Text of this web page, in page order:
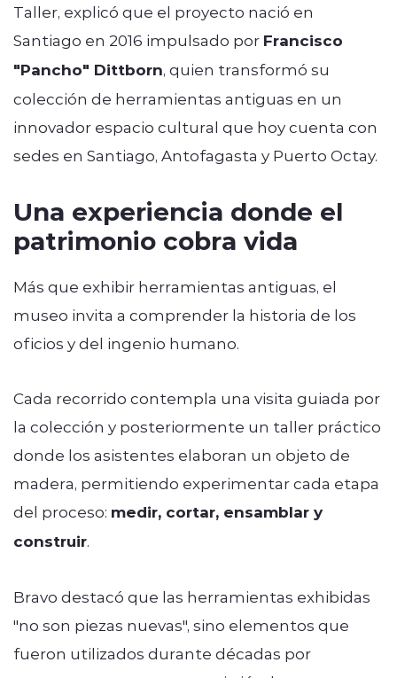
Taller, explicó que el proyecto nació en
Santiago en 2016 impulsado por Francisco
"Pancho" Dittborn, quien transformó su
colección de herramientas antiguas en un
innovador espacio cultural que hoy cuenta con
sedes en Santiago, Antofagasta y Puerto Octay.
Una experiencia donde el
patrimonio cobra vida
Más que exhibir herramientas antiguas, el
museo invita a comprender la historia de los
oficios y del ingenio humano.
Cada recorrido contempla una visita guiada por
la colección y posteriormente un taller práctico
donde los asistentes elaboran un objeto de
madera, permitiendo experimentar cada etapa
del proceso: medir, cortar, ensamblar y
construir.
Bravo destacó que las herramientas exhibidas
"no son piezas nuevas", sino elementos que
fueron utilizados durante décadas por